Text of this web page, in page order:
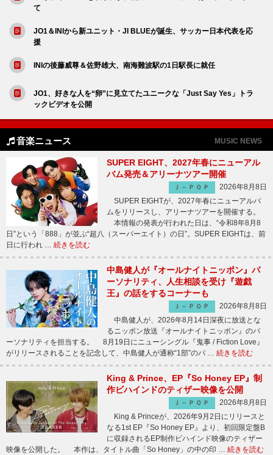
て
JO1＆INIから新ユニット・JI BLUEが誕生、サッカー日本代表を応
援
INIの後藤威尊＆佐野雄大、南海難波駅の1日駅長に就任
JO1、好きな人を“卵”に見立てたユニークな「Just Say Yes」トラ
ックビデオを公開
音楽ニュース MUSIC NEWS
SUPER EIGHT、2027年春にニューアル
バム発売＆アリーナツアー開催
Ｊ－ＰＯＰ
2026年8月8日
SUPER EIGHTが、2027年春にニューアルバ
ムをリリースし、アリーナツアーを開催する。
本情報の発表が行われた日は、“令和8年8月8
日”という「888」が並ぶ“超八（スーパーエイト）の日”。SUPER EIGHTは、前
日に行われ … 続きを読む
中島健人が『オールナイトニッポン』パ
ーソナリティ、人生相談を受け『遊戯
王』の話をするコーナーも
Ｊ－ＰＯＰ
2026年8月8日
中島健人が、2026年8月14日深夜に放送とな
るニッポン放送『オールナイトニッポン』のパ
ーソナリティを担当する。 8月19日にニューシングル『鬼事 / Fiction Love』
がリリースされることを記念して、中島健人が通称“1部”のパ … 続きを読む
King & Prince、EP『So Honey EP』制
作ビハインドのティザー映像を公開
Ｊ－ＰＯＰ
2026年8月8日
King & Princeが、2026年9月2日にリリースと
なる1st EP『So Honey EP』より、初回限定盤B
に収録されるEP制作ビハインド映像のティザー
映像を公開した。 本作は、タイトル曲「So Honey」の中の印 … 続きを読む